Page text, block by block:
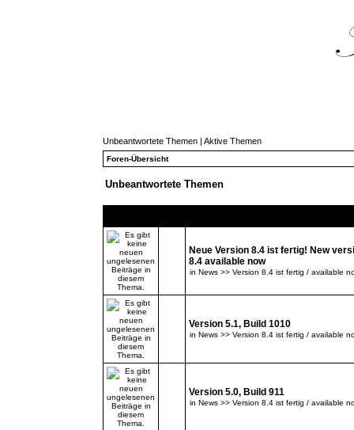
Unbeantwortete Themen | Aktive Themen
Foren-Übersicht
Unbeantwortete Themen
Neue Version 8.4 ist fertig! New
8.4 available now
in News >> Version 8.4 ist fertig / available
Version 5.1, Build 1010
in News >> Version 8.4 ist fertig / available
Version 5.0, Build 911
in News >> Version 8.4 ist fertig / available